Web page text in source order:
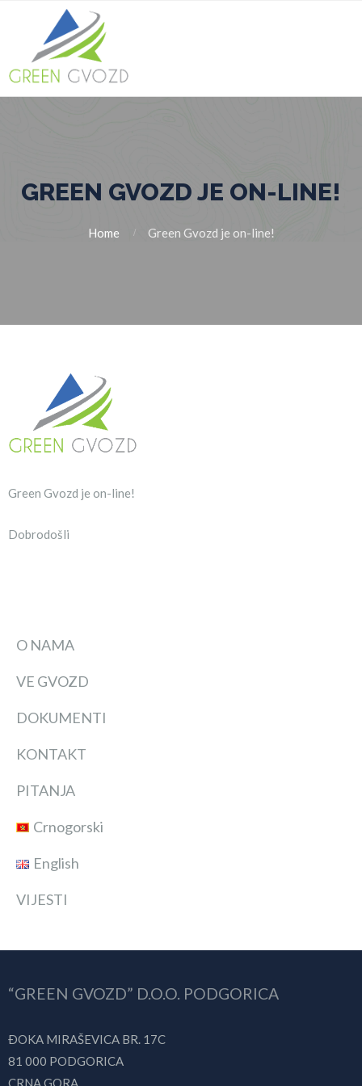
GREEN GVOZD JE ON-LINE!
Home Green Gvozd je on-line!
Green Gvozd je on-line!
Dobrodošli
O NAMA
VE GVOZD
DOKUMENTI
KONTAKT
PITANJA
Crnogorski
English
VIJESTI
“GREEN GVOZD” D.O.O. PODGORICA
ÐOKA MIRAŠEVICA BR. 17C
81 000 PODGORICA
CRNA GORA